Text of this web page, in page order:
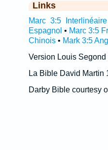
Links
Marc 3:5 Interlinéaire
Espagnol • Marc 3:5
Chinois• Mark 3:5
Version Louis Segond
La Bible David Martin
Darby Bible courtesy